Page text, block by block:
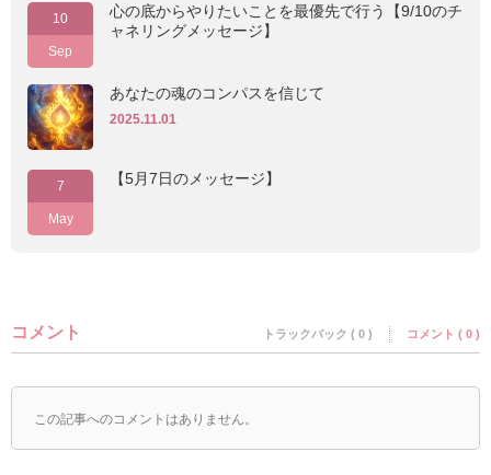
10
Sep
心の底からやりたいことを最優先で行う【9/10のチ
ャネリングメッセージ】
あなたの魂のコンパスを信じて
2025.11.01
7
May
【5月7日のメッセージ】
コメント トラックバック ( 0 ) コメント ( 0 )
この記事へのコメントはありません。